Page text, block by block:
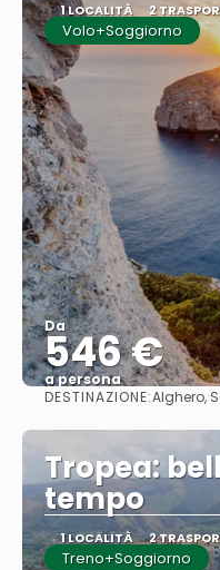
1 LOCALITÀ 2
Volo+Soggiorno
Da
546 €
a persona
DESTINAZIONE:Alghero,
Tropea:
tempo
1 LOCALITÀ 2
Treno+Soggiorno